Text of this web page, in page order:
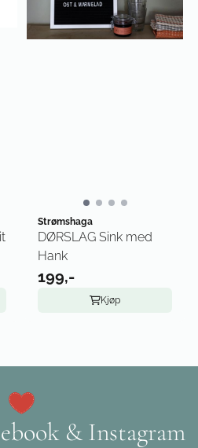
Strømshaga
DØRSLAG Sink med
Hank
199,-
Kjøp
& Instagram